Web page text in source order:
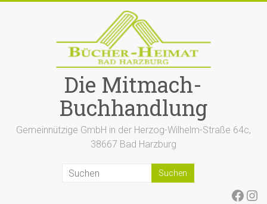
Die Mitmach-
Buchhandlung
Gemeinnützige GmbH in der Herzog-Wilhelm-Straße 64c,
38667 Bad Harzburg